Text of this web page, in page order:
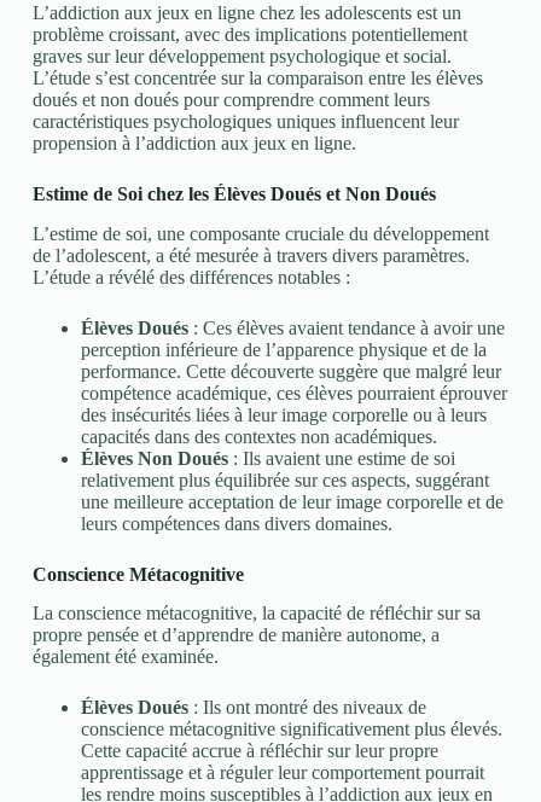
L’addiction aux jeux en ligne chez les adolescents est un
problème croissant, avec des implications potentiellement
graves sur leur développement psychologique et social.
L’étude s’est concentrée sur la comparaison entre les élèves
doués et non doués pour comprendre comment leurs
caractéristiques psychologiques uniques influencent leur
propension à l’addiction aux jeux en ligne.
Estime de Soi chez les Élèves Doués et Non Doués
L’estime de soi, une composante cruciale du développement
de l’adolescent, a été mesurée à travers divers paramètres.
L’étude a révélé des différences notables :
Élèves Doués: Ces élèves avaient tendance à avoir une
perception inférieure de l’apparence physique et de la
performance. Cette découverte suggère que malgré leur
compétence académique, ces élèves pourraient éprouver
des insécurités liées à leur image corporelle ou à leurs
capacités dans des contextes non académiques.
Élèves Non Doués: Ils avaient une estime de soi
relativement plus équilibrée sur ces aspects, suggérant
une meilleure acceptation de leur image corporelle et de
leurs compétences dans divers domaines.
Conscience Métacognitive
La conscience métacognitive, la capacité de réfléchir sur sa
propre pensée et d’apprendre de manière autonome, a
également été examinée.
Élèves Doués: Ils ont montré des niveaux de
conscience métacognitive significativement plus élevés.
Cette capacité accrue à réfléchir sur leur propre
apprentissage et à réguler leur comportement pourrait
les rendre moins susceptibles à l’addiction aux jeux en